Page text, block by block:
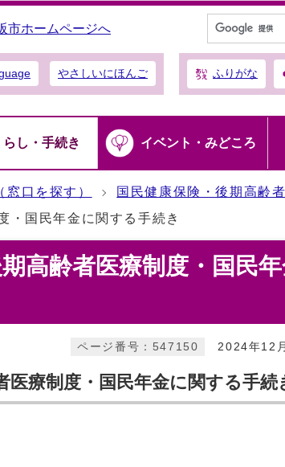
市ホームページへ
やさしいにほんご ふりがな
らし・手続き イベント・みどころ
窓口を探す）
国民健康保険・後期高齢
・国民年金に関する手続き
高齢者医療制度・国民
2024年12
ページ番号：547150
医療制度・国民年金に関する手続